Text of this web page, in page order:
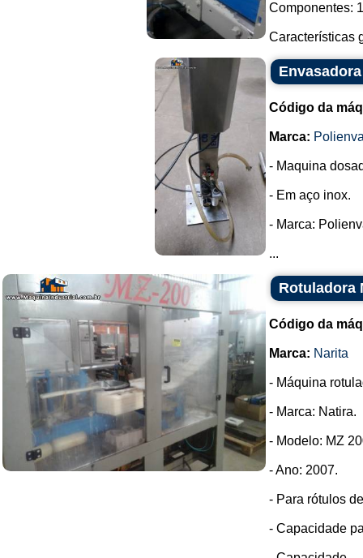
Componentes:
Características
Código da
Marca:
- Maquina
- Em aço inox.
- Marca:
...
Rotuladora
Código da
Marca: Narita
- Máquina
- Marca: Natira.
- Modelo: MZ
- Ano: 2007.
- Para rótulos
- Capacidade